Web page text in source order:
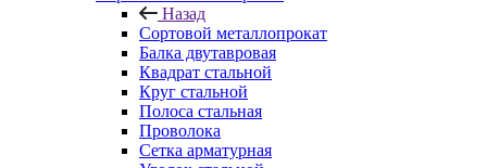
Назад
Сортовой металлопрокат
Балка двутавровая
Квадрат стальной
Круг стальной
Полоса стальная
Проволока
Сетка арматурная